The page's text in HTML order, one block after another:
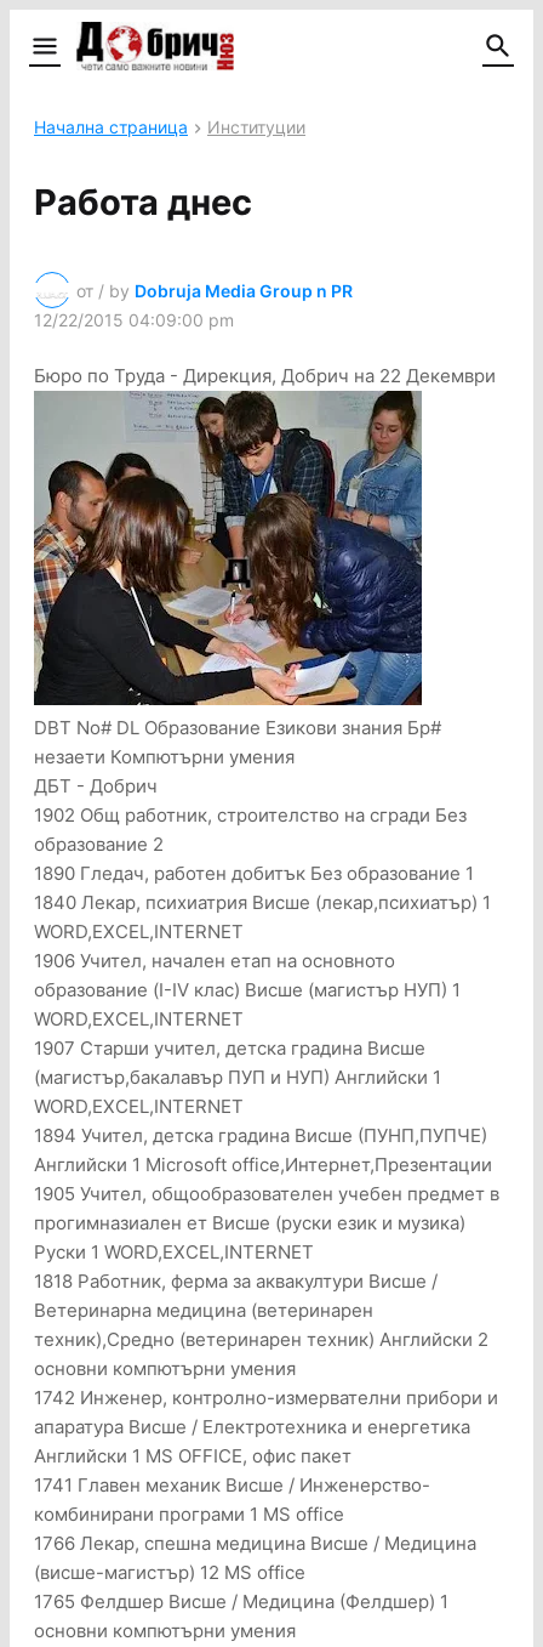
Начална страница Институции
Работа днес
от / by Dobruja Media Group n PR
12/22/2015 04:09:00 pm
Бюро по Труда - Дирекция, Добрич на 22 Декември
DBT No# DL Образование Езикови знания Бр#
незаети Компютърни умения
ДБТ - Добрич
1902 Общ работник, строителство на сгради Без
образование 2
1890 Гледач, работен добитък Без образование 1
1840 Лекар, психиатрия Висше (лекар,психиатър) 1
WORD,EXCEL,INTERNET
1906 Учител, начален етап на основното
образование (I-IV клас) Висше (магистър НУП) 1
WORD,EXCEL,INTERNET
1907 Старши учител, детска градина Висше
(магистър,бакалавър ПУП и НУП) Английски 1
WORD,EXCEL,INTERNET
1894 Учител, детска градина Висше (ПУНП,ПУПЧЕ)
Английски 1 Microsoft office,Интернет,Презентации
1905 Учител, общообразователен учебен предмет в
прогимназиален ет Висше (руски език и музика)
Руски 1 WORD,EXCEL,INTERNET
1818 Работник, ферма за аквакултури Висше /
Ветеринарна медицина (ветеринарен
техник),Средно (ветеринарен техник) Английски 2
основни компютърни умения
1742 Инженер, контролно-измервателни прибори и
апаратура Висше / Електротехника и енергетика
Английски 1 MS OFFICE, офис пакет
1741 Главен механик Висше / Инженерство-
комбинирани програми 1 МS office
1766 Лекар, спешна медицина Висше / Медицина
(висше-магистър) 12 МS office
1765 Фелдшер Висше / Медицина (Фелдшер) 1
основни компютърни умения